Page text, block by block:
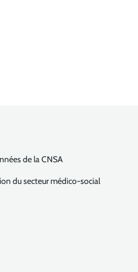
de la CNSA
du secteur médico-social